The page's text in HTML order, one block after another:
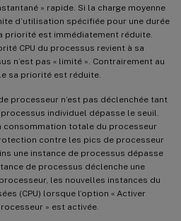
» rapide. Si la charge moyenne
d’utilisation spécifiée pour une durée
priorité est immédiatement réduite.
CPU du processus revient à sa
n’est pas « limité ». Contrairement au
sa priorité est réduite.
processeur n’est pas déclenchée tant
processus individuel dépasse le seuil.
consommation totale du processeur
contre les pics de processeur
une instance de processus dépasse
de processus déclenche une
les nouvelles instances du
(CPU) lorsque l’option « Activer
» est activée.